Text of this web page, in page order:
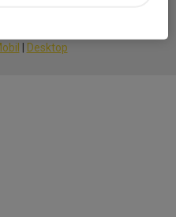
Desktop